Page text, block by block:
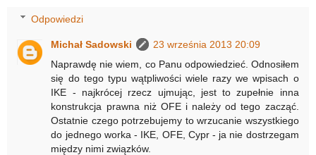
Odpowiedzi
Michał Sadowski
23 września 2013 20:09
Naprawdę nie wiem, co Panu odpowiedzieć. Odnosiłem
się do tego typu wątpliwości wiele razy we wpisach o
IKE - najkrócej rzecz ujmując, jest to zupełnie inna
konstrukcja prawna niż OFE i należy od tego zacząć.
Ostatnie czego potrzebujemy to wrzucanie wszystkiego
do jednego worka - IKE, OFE, Cypr - ja nie dostrzegam
między nimi związków.